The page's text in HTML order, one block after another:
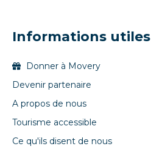
Informations utiles
Donner à Movery
Devenir partenaire
A propos de nous
Tourisme accessible
Ce qu'ils disent de nous